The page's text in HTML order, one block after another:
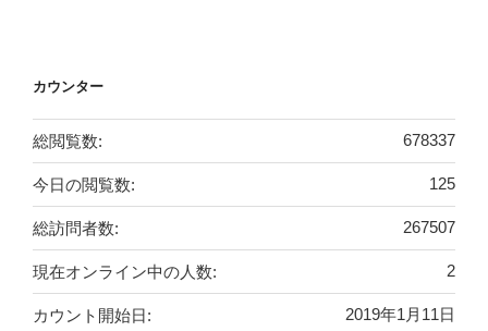
カウンター
678337
総閲覧数:
125
今日の閲覧数:
267507
総訪問者数:
2
現在オンライン中の人数:
2019年1月11日
カウント開始日: